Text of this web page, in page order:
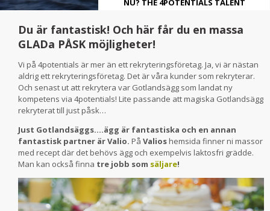
NU? THE 4POTENTIALS TALENT
Du är fantastisk! Och här får du en massa
GLADa PÅSK möjligheter!
Vi på 4potentials är mer än ett rekryteringsföretag. Ja, vi är nästan
aldrig ett rekryteringsföretag. Det är våra kunder som rekryterar.
Och senast ut att rekrytera var Gotlandsägg som landat ny
kompetens via 4potentials! Lite passande att magiska Gotlandsägg
rekryterat till just påsk…
Just Gotlandsäggs….ägg är fantastiska och en annan
fantastisk partner är Valio. På Valios hemsida finner ni massor
med recept där det behövs ägg och exempelvis laktosfri grädde.
Man kan också finna tre jobb som säljare!